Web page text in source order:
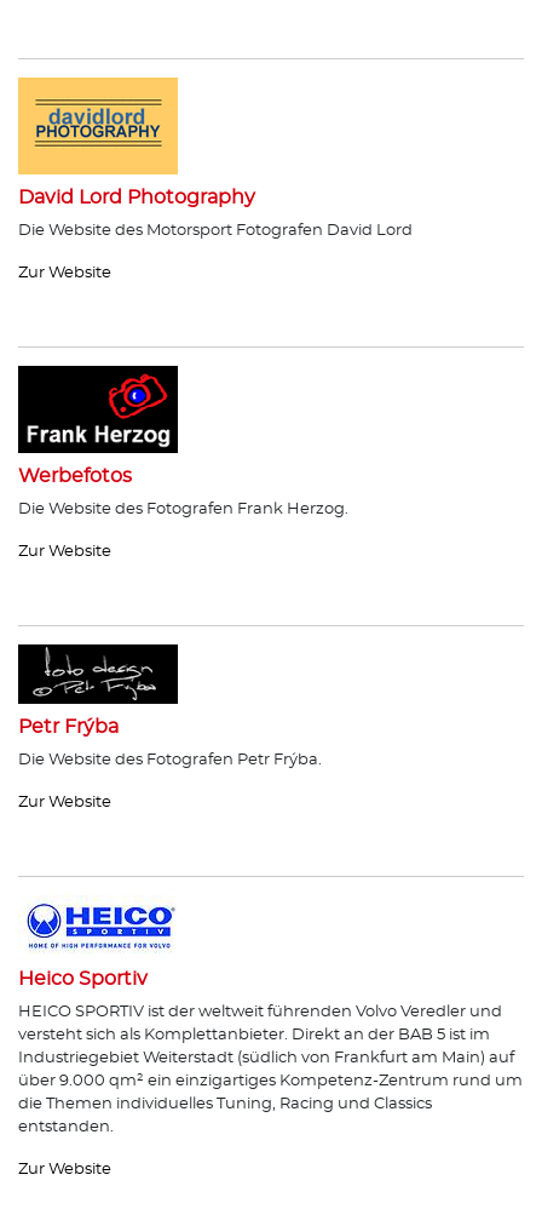
David Lord Photography
Die Website des Motorsport Fotografen David Lord
Zur Website
Werbefotos
Die Website des Fotografen Frank Herzog.
Zur Website
Petr Frýba
Die Website des Fotografen Petr Frýba.
Zur Website
Heico Sportiv
HEICO SPORTIV ist der weltweit führenden Volvo Veredler und
versteht sich als Komplettanbieter. Direkt an der BAB 5 ist im
Industriegebiet Weiterstadt (südlich von Frankfurt am Main) auf
über 9.000 qm² ein einzigartiges Kompetenz-Zentrum rund um
die Themen individuelles Tuning, Racing und Classics
entstanden.
Zur Website